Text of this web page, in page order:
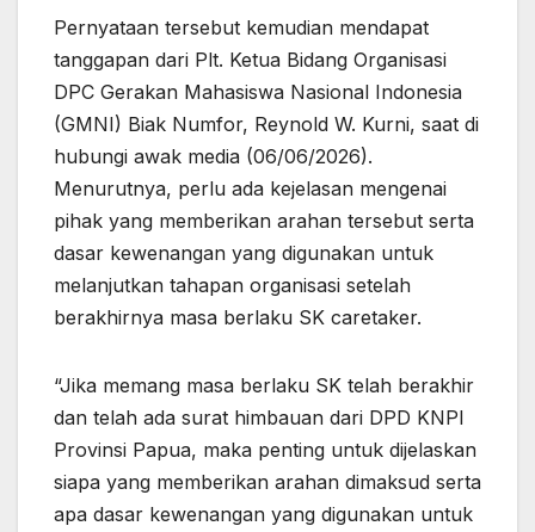
Pernyataan tersebut kemudian mendapat
tanggapan dari Plt. Ketua Bidang Organisasi
DPC Gerakan Mahasiswa Nasional Indonesia
(GMNI) Biak Numfor, Reynold W. Kurni, saat di
hubungi awak media (06/06/2026).
Menurutnya, perlu ada kejelasan mengenai
pihak yang memberikan arahan tersebut serta
dasar kewenangan yang digunakan untuk
melanjutkan tahapan organisasi setelah
berakhirnya masa berlaku SK caretaker.
“Jika memang masa berlaku SK telah berakhir
dan telah ada surat himbauan dari DPD KNPI
Provinsi Papua, maka penting untuk dijelaskan
siapa yang memberikan arahan dimaksud serta
apa dasar kewenangan yang digunakan untuk